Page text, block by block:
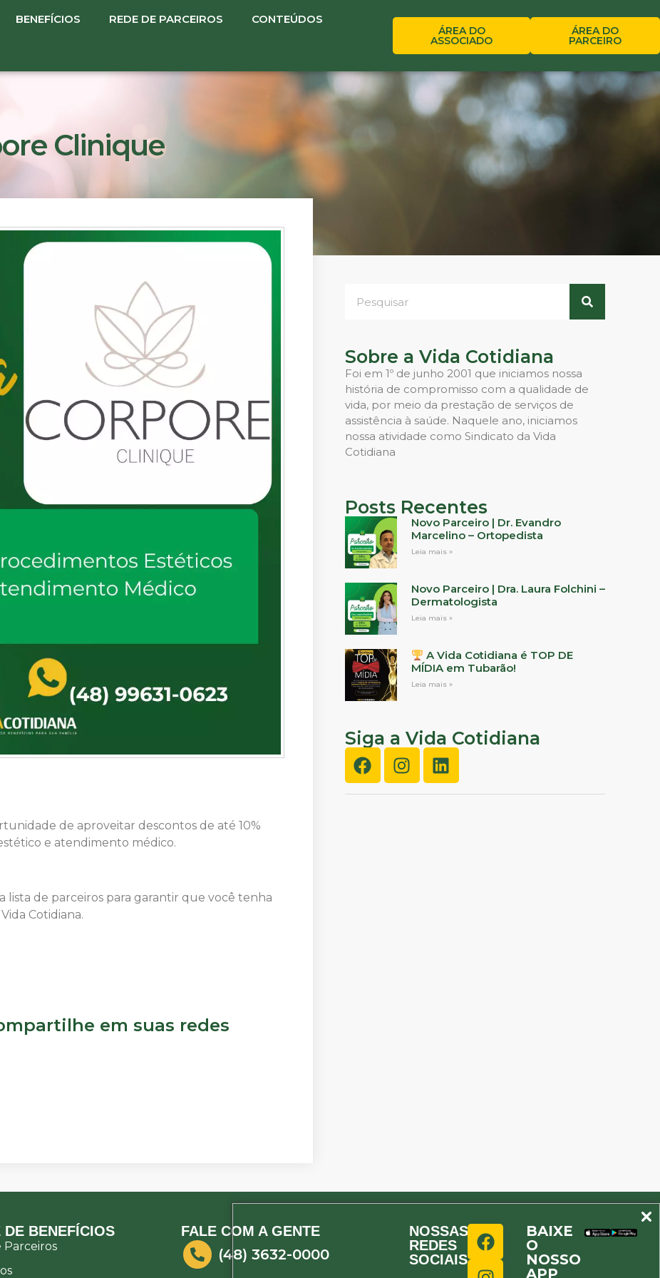
BENEFÍCIOS REDE DE PARCEIROS CONTEÚDOS
ÁREA DO
ASSOCIADO
ÁREA DO
PARCEIRO
Clinique
de aproveitar descontos de até 10%
e atendimento médico.
lista de parceiros para garantir que você tenha
Cotidiana.
em suas redes
Sobre a Vida Cotidiana
Foi em 1º de junho 2001 que iniciamos nossa
história de compromisso com a qualidade de
vida, por meio da prestação de serviços de
assistência à saúde. Naquele ano, iniciamos
nossa atividade como Sindicato da Vida
Cotidiana
Posts Recentes
Novo Parceiro | Dr. Evandro
Marcelino – Ortopedista
Leia mais »
Novo Parceiro | Dra. Laura Folchini –
Dermatologista
Leia mais »
A Vida Cotidiana é TOP DE
MÍDIA em Tubarão!
Leia mais »
Siga a Vida Cotidiana
DE BENEFÍCIOS
Parceiros
FALE COM A GENTE
(48) 3632-0000
NOSSAS
REDES
SOCIAIS
BAIXE
O
NOSSO
APP